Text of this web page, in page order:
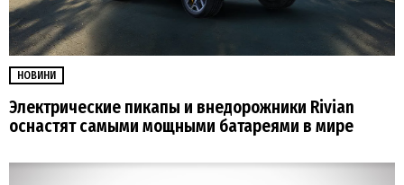
НОВИНИ
Электрические пикапы и внедорожники Rivian
оснастят самыми мощными батареями в мире